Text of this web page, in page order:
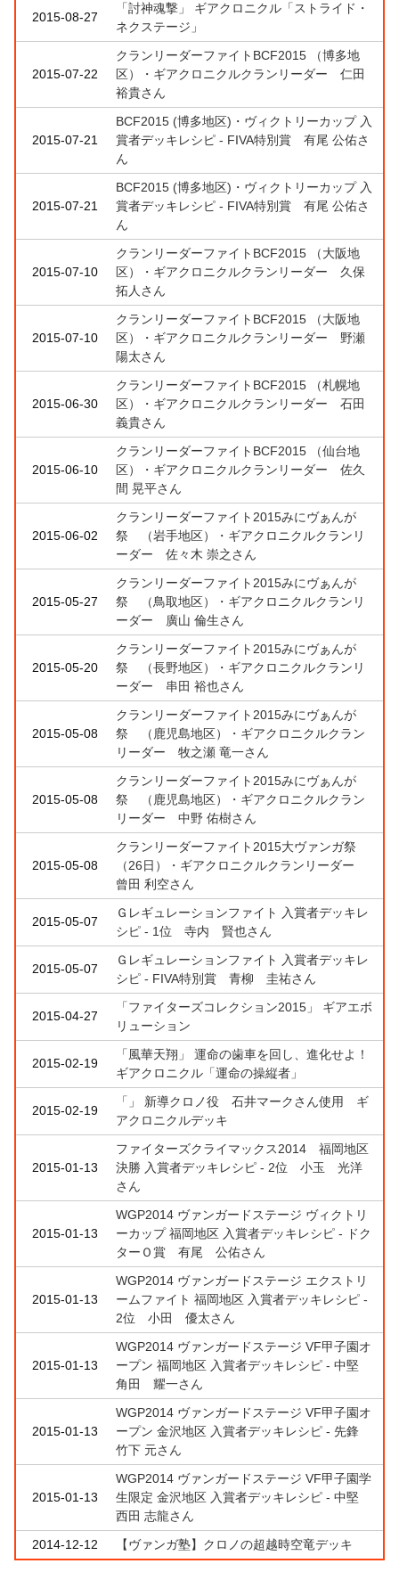
2015-08-27
「討神魂撃」 ギアクロニクル「ストライド・
ネクステージ」
2015-07-22
クランリーダーファイトBCF2015 （博多地
区）・ギアクロニクルクランリーダー 仁田
裕貴さん
2015-07-21
BCF2015 (博多地区)・ヴィクトリーカップ 入
賞者デッキレシピ - FIVA特別賞 有尾 公佑さ
ん
2015-07-21
BCF2015 (博多地区)・ヴィクトリーカップ 入
賞者デッキレシピ - FIVA特別賞 有尾 公佑さ
ん
2015-07-10
クランリーダーファイトBCF2015 （大阪地
区）・ギアクロニクルクランリーダー 久保
拓人さん
2015-07-10
クランリーダーファイトBCF2015 （大阪地
区）・ギアクロニクルクランリーダー 野瀬
陽太さん
2015-06-30
クランリーダーファイトBCF2015 （札幌地
区）・ギアクロニクルクランリーダー 石田
義貴さん
2015-06-10
クランリーダーファイトBCF2015 （仙台地
区）・ギアクロニクルクランリーダー 佐久
間 晃平さん
2015-06-02
クランリーダーファイト2015みにヴぁんが
祭 （岩手地区）・ギアクロニクルクランリ
ーダー 佐々木 崇之さん
2015-05-27
クランリーダーファイト2015みにヴぁんが
祭 （鳥取地区）・ギアクロニクルクランリ
ーダー 廣山 倫生さん
2015-05-20
クランリーダーファイト2015みにヴぁんが
祭 （長野地区）・ギアクロニクルクランリ
ーダー 串田 裕也さん
2015-05-08
クランリーダーファイト2015みにヴぁんが
祭 （鹿児島地区）・ギアクロニクルクラン
リーダー 牧之瀬 竜一さん
2015-05-08
クランリーダーファイト2015みにヴぁんが
祭 （鹿児島地区）・ギアクロニクルクラン
リーダー 中野 佑樹さん
2015-05-08
クランリーダーファイト2015大ヴァンガ祭
（26日）・ギアクロニクルクランリーダー
曾田 利空さん
2015-05-07
Ｇレギュレーションファイト 入賞者デッキレ
シピ - 1位 寺内 賢也さん
2015-05-07
Ｇレギュレーションファイト 入賞者デッキレ
シピ - FIVA特別賞 青柳 圭祐さん
2015-04-27
「ファイターズコレクション2015」 ギアエボ
リューション
2015-02-19
「風華天翔」 運命の歯車を回し、進化せよ！
ギアクロニクル「運命の操縦者」
2015-02-19
「」 新導クロノ役 石井マークさん使用 ギ
アクロニクルデッキ
2015-01-13
ファイターズクライマックス2014 福岡地区
決勝 入賞者デッキレシピ - 2位 小玉 光洋
さん
2015-01-13
WGP2014 ヴァンガードステージ ヴィクトリ
ーカップ 福岡地区 入賞者デッキレシピ - ドク
ターＯ賞 有尾 公佑さん
2015-01-13
WGP2014 ヴァンガードステージ エクストリ
ームファイト 福岡地区 入賞者デッキレシピ -
2位 小田 優太さん
2015-01-13
WGP2014 ヴァンガードステージ VF甲子園オ
ープン 福岡地区 入賞者デッキレシピ - 中堅
角田 耀一さん
2015-01-13
WGP2014 ヴァンガードステージ VF甲子園オ
ープン 金沢地区 入賞者デッキレシピ - 先鋒
竹下 元さん
2015-01-13
WGP2014 ヴァンガードステージ VF甲子園学
生限定 金沢地区 入賞者デッキレシピ - 中堅
西田 志龍さん
2014-12-12
【ヴァンガ塾】クロノの超越時空竜デッキ